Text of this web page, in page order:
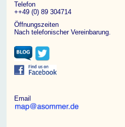
Telefon
++49 (0) 89 304714
Öffnungszeiten
Nach telefonischer Vereinbarung.
Email